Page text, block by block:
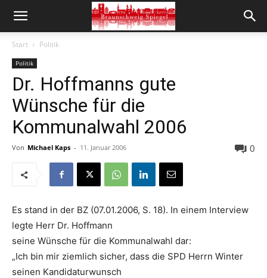
Start Politik
Politik
Dr. Hoffmanns gute
Wünsche für die
Kommunalwahl 2006
Von Michael Kaps - 11. Januar 2006 0
Es stand in der BZ (07.01.2006, S. 18). In einem Interview
legte Herr Dr. Hoffmann
seine Wünsche für die Kommunalwahl dar:
„Ich bin mir ziemlich sicher, dass die SPD Herrn Winter
seinen Kandidaturwunsch